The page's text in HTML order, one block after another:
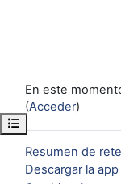
Abrir índice del curso
En este
(Acceder)
Resumen de
Descargar la